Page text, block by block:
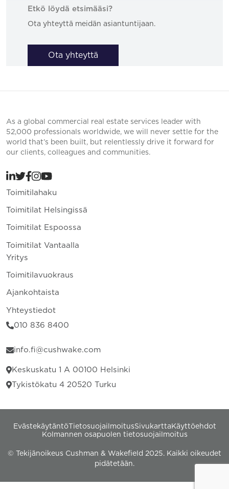
Etkö löydä etsimääsi?
Ota yhteyttä meidän asiantuntijaan.
Ota yhteyttä
As a global commercial real estate services leader with
52,000 professionals worldwide, we will never settle for the
world that’s been built, but relentlessly drive it forward for
our clients, colleagues and communities.
Toimitilahaku
Toimitilat Helsingissä
Toimitilat Espoossa
Toimitilat Vantaalla
Yritys
Toimitilavuokraus
Ajankohtaista
Yhteystiedot
010 836 8400
info.fi@cushwake.com
Keskuskatu 1 A 00100 Helsinki
Tykistökatu 4 20520 Turku
EvästekäytäntöTietosuojailmoitusSivukartta Käyttöehdot
Kolmannen osapuolen tietosuojailmoitus
© Tekijänoikeus Cushman & Wakefield 2025. Kaikki oikeudet
pidätetään.